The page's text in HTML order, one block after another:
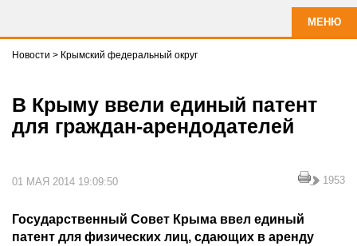
МЕНЮ
Новости > Крымский федеральный округ
В Крыму ввели единый патент
для граждан-арендодателей
01 МАЯ 2014 19:09:50 1953
Государственный Совет Крыма ввел единый
патент для физических лиц, сдающих в аренду